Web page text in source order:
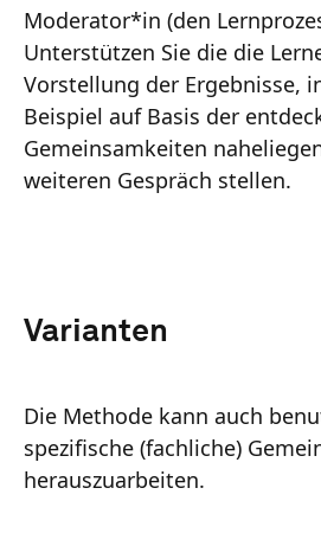
Moderator*in (den
Unterstützen Sie die die
Vorstellung der Ergebnisse,
Beispiel auf Basis der
Gemeinsamkeiten
weiteren Gespräch stellen.
Varianten
Die Methode kann auch
spezifische (fachliche)
herauszuarbeiten.